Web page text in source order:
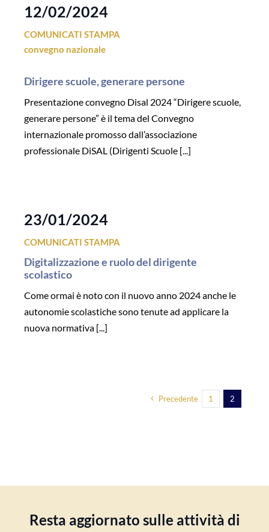
12/02/2024
COMUNICATI STAMPA
convegno nazionale
Dirigere scuole, generare persone
Presentazione convegno Disal 2024 “Dirigere scuole,
generare persone” è il tema del Convegno
internazionale promosso dall’associazione
professionale DiSAL (Dirigenti Scuole [...]
23/01/2024
COMUNICATI STAMPA
Digitalizzazione e ruolo del dirigente
scolastico
Come ormai è noto con il nuovo anno 2024 anche le
autonomie scolastiche sono tenute ad applicare la
nuova normativa [...]
Precedente 1 2
Resta aggiornato sulle attività di